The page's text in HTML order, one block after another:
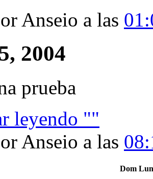
Anseio a las
2004
prueba
leyendo ""
Anseio a las
Dom Lun